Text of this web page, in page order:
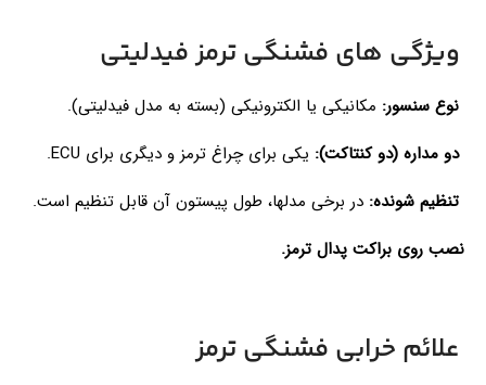
ویژگی های فشنگی ترمز فیدلیتی
نوع سنسور: مکانیکی یا الکترونیکی (بسته به مدل فیدلیتی).
دو مداره (دو کنتاکت): یکی برای چراغ ترمز و دیگری برای ECU.
تنظیم شونده: در برخی مدلها، طول پیستون آن قابل تنظیم است.
نصب روی براکت پدال ترمز.
علائم خرابی فشنگی ترمز